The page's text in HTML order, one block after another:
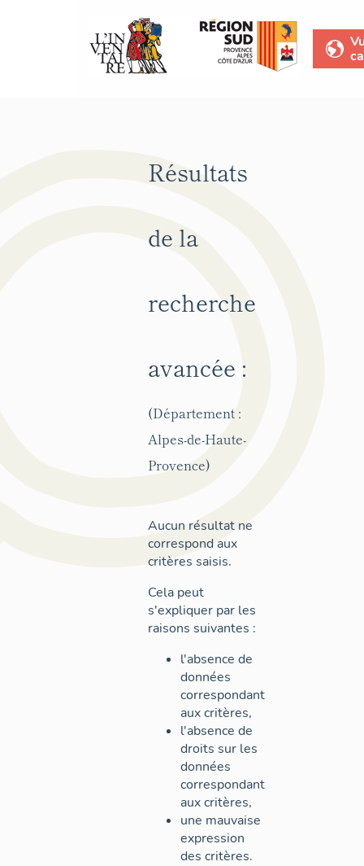
Résultats
de la
recherche
avancée :
(Département :
Alpes-de-Haute-
Provence)
Aucun résultat ne
correspond aux
critères saisis.
Cela peut
s'expliquer par les
raisons suivantes :
l'absence de
données
correspondant
aux critères,
l'absence de
droits sur les
données
correspondant
aux critères,
une mauvaise
expression
des critères.